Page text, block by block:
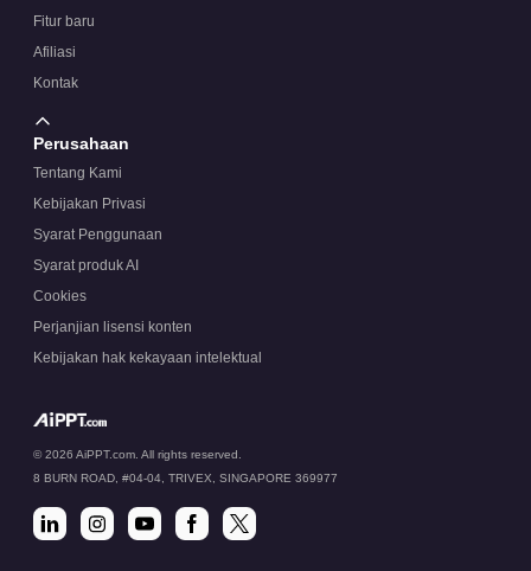
Fitur baru
Afiliasi
Kontak
Perusahaan
Tentang Kami
Kebijakan Privasi
Syarat Penggunaan
Syarat produk AI
Cookies
Perjanjian lisensi konten
Kebijakan hak kekayaan intelektual
© 2026 AiPPT.com. All rights reserved.
8 BURN ROAD, #04-04, TRIVEX, SINGAPORE 369977